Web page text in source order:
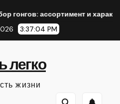
и характеристики
3:37:05 PM
легко
жизни